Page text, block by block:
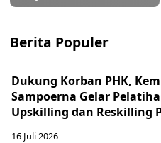
Berita Populer
Dukung Korban PHK,
Sampoerna Gelar
Upskilling dan Reskilling
16 Juli 2026